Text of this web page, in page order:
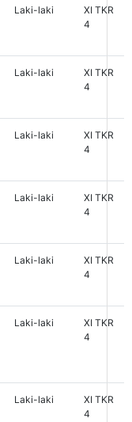
Laki-laki
XI TKR
4
Laki-laki
XI TKR
4
Laki-laki
XI TKR
4
Laki-laki
XI TKR
4
Laki-laki
XI TKR
4
Laki-laki
XI TKR
4
Laki-laki
XI TKR
4